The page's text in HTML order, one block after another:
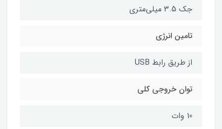
جک 3.5 میلی‌متری
تامین انرژی
از طریق رابط USB
توان خروجی کلی
10 وات